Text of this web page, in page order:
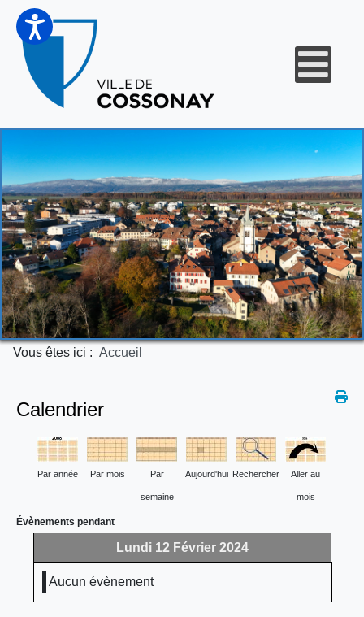
Vous êtes ici : Accueil
Calendrier
Par année Par mois Par
semaine
Aujourd'hui Rechercher Aller au
mois
Évènements pendant
Lundi 12 Février 2024
Aucun évènement